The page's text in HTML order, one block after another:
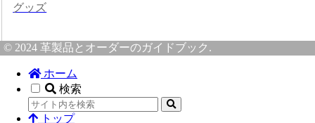
グッズ
© 2024 革製品とオーダーのガイドブック.
ホーム
検索
トップ